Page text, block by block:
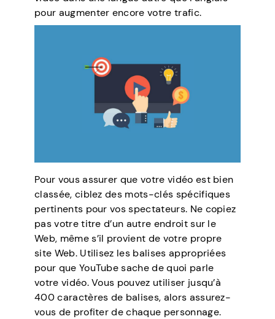
pour augmenter encore votre trafic.
Pour vous assurer que votre vidéo est bien
classée, ciblez des mots-clés spécifiques
pertinents pour vos spectateurs. Ne copiez
pas votre titre d’un autre endroit sur le
Web, même s’il provient de votre propre
site Web. Utilisez les balises appropriées
pour que YouTube sache de quoi parle
votre vidéo. Vous pouvez utiliser jusqu’à
400 caractères de balises, alors assurez-
vous de profiter de chaque personnage.